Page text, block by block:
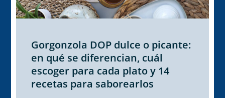
Gorgonzola DOP dulce o picante:
en qué se diferencian, cuál
escoger para cada plato y 14
recetas para saborearlos